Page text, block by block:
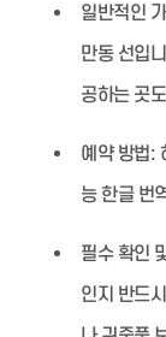
일반적인
만동 선입
공하는 곳
예약 방법:
능 한글 번
필수 확인
인지 반드